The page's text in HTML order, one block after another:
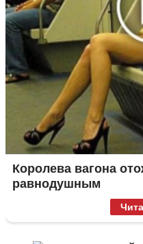
Королева вагона
равнодушным